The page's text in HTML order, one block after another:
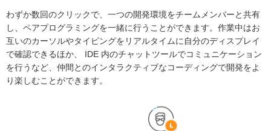
わずか数回のクリックで、一つの開発環境をチームメンバーと共有
し、ペアプログラミングを一緒に行うことができます。作業中はお
互いのカーソルやタイピングをリアルタイムに自分のディスプレイ
で確認できるほか、 IDE 内のチャットツールでコミュニケーション
を行うなど、仲間とのインタラクティブなコーディングで開発をよ
り楽しむことができます。